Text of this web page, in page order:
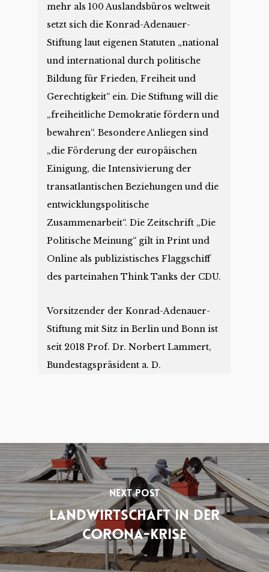
mehr als 100 Auslandsbüros weltweit
setzt sich die Konrad-Adenauer-
Stiftung laut eigenen Statuten „national
und international durch politische
Bildung für Frieden, Freiheit und
Gerechtigkeit“ ein. Die Stiftung will die
„freiheitliche Demokratie fördern und
bewahren“. Besondere Anliegen sind
„die Förderung der europäischen
Einigung, die Intensivierung der
transatlantischen Beziehungen und die
entwicklungspolitische
Zusammenarbeit“. Die Zeitschrift „Die
Politische Meinung“ gilt in Print und
Online als publizistisches Flaggschiff
des parteinahen Think Tanks der CDU.
Vorsitzender der Konrad-Adenauer-
Stiftung mit Sitz in Berlin und Bonn ist
seit 2018 Prof. Dr. Norbert Lammert,
Bundestagspräsident a. D.
Next Post
Landwirtschaft In Der
Corona-Krise